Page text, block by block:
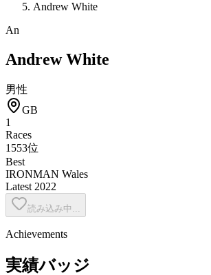
Andrew White
An
Andrew White
男性
GB
1
Races
1553位
Best
IRONMAN Wales
Latest 2022
読み込み中...
Achievements
実績バッジ